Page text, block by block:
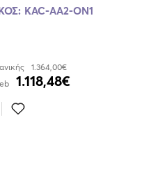
KAC-AA2-ON1
1.364,00€
1.118,48€